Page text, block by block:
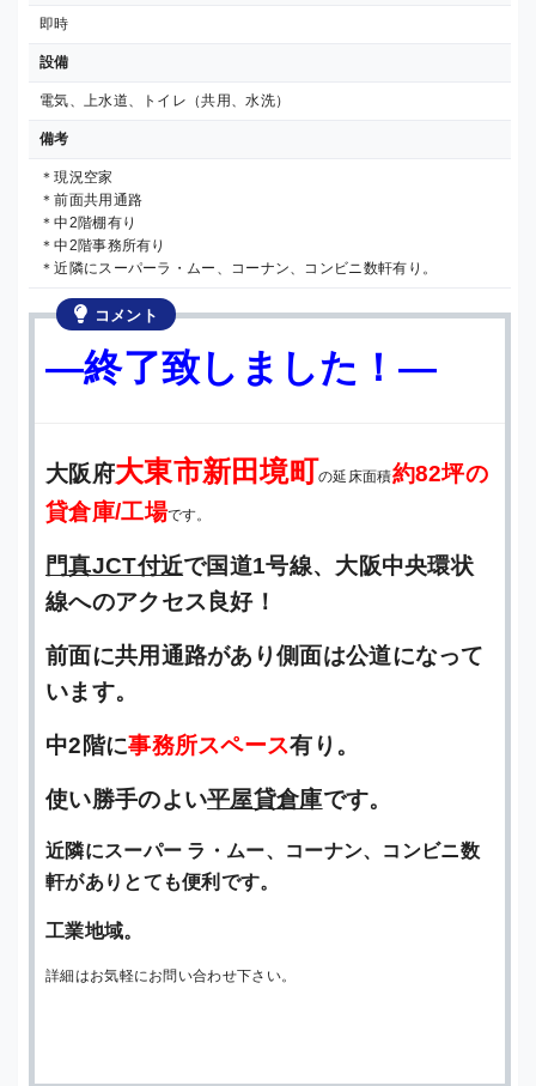
即時
設備
電気、上水道、トイレ（共用、水洗）
備考
＊現況空家
＊前面共用通路
＊中2階棚有り
＊中2階事務所有り
＊近隣にスーパーラ・ムー、コーナン、コンビニ数軒有り。
コメント
—終了致しました！—
大阪府大東市新田境町の延床面積約82坪の
貸倉庫/工場です。
門真JCT付近で国道1号線、大阪中央環状
線へのアクセス良好！
前面に共用通路があり側面は公道になって
います。
中2階に事務所スペース有り。
使い勝手のよい平屋貸倉庫です。
近隣にスーパー ラ・ムー、コーナン、コンビニ数
軒がありとても便利です。
工業地域。
詳細はお気軽にお問い合わせ下さい。